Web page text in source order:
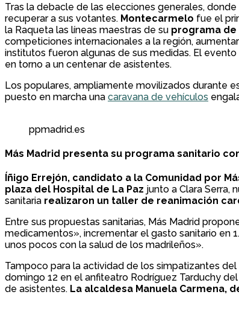
Tras la debacle de las elecciones generales,
recuperar a sus votantes. Montecarmelo fue el
la Raqueta las líneas maestras de su programa
competiciones internacionales a la región,
institutos fueron algunas de sus medidas. El
en torno a un centenar de asistentes.
Los populares, ampliamente movilizados durante
puesto en marcha una caravana de vehículos
ppmadrid.es
Más Madrid presenta su programa sanitario
Íñigo Errejón, candidato a la Comunidad por
plaza del Hospital de La Paz junto a Clara Serra,
sanitaria realizaron un taller de reanimación
Entre sus propuestas sanitarias, Más Madrid
medicamentos», incrementar el gasto sanitario en
unos pocos con la salud de los madrileños».
Tampoco para la actividad de los simpatizantes
domingo 12 en el anfiteatro Rodríguez Tarduchy
de asistentes. La alcaldesa Manuela Carmena,